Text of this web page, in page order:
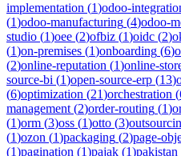
implementation (1)odoo-
(1)odoo-manufacturing (4)odoo-
studio (1)oee (2)ofbiz (1)oidc (2)
(1)on-premises (1)onboarding (6)
(2)online-reputation (1)online-
source-bi (1)open-source-erp (13)
(6)optimization (21)orchestration (
management (2)order-routing (1)
(1)orm (3)oss (1)otto (3)
(1)ozon (1)packaging (2)page-
(1)pagination (1)pajak (1)pakistan